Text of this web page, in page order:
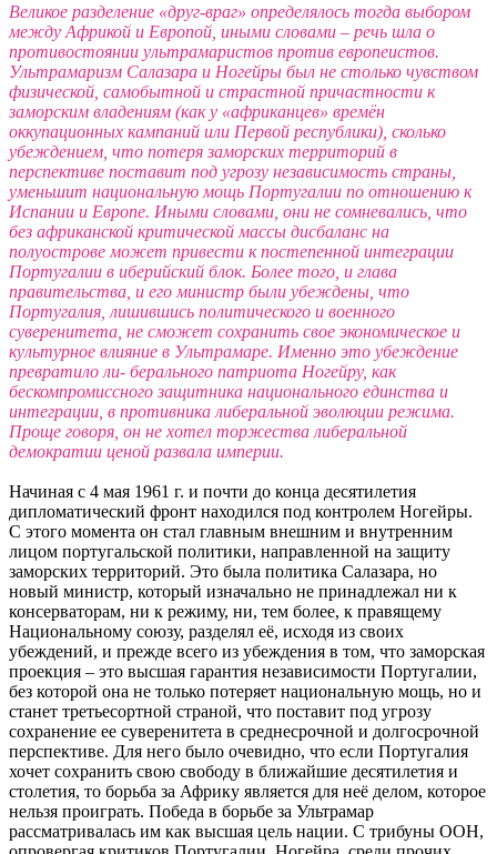
Великое разделение «друг-враг» определялось тогда выбором
между Африкой и Европой, иными словами – речь шла о
противостоянии ультрамаристов против европеистов.
Ультрамаризм Салазара и Ногейры был не столько чувством
физической, самобытной и страстной причастности к
заморским владениям (как у «африканцев» времён
оккупационных кампаний или Первой республики), сколько
убеждением, что потеря заморских территорий в
перспективе поставит под угрозу независимость страны,
уменьшит национальную мощь Португалии по отношению к
Испании и Европе. Иными словами, они не сомневались, что
без африканской критической массы дисбаланс на
полуострове может привести к постепенной интеграции
Португалии в иберийский блок. Более того, и глава
правительства, и его министр были убеждены, что
Португалия, лишившись политического и военного
суверенитета, не сможет сохранить свое экономическое и
культурное влияние в Ультрамаре. Именно это убеждение
превратило ли- берального патриота Ногейру, как
бескомпромиссного защитника национального единства и
интеграции, в противника либеральной эволюции режима.
Проще говоря, он не хотел торжества либеральной
демократии ценой развала империи.
Начиная с 4 мая 1961 г. и почти до конца десятилетия
дипломатический фронт находился под контролем Ногейры.
С этого момента он стал главным внешним и внутренним
лицом португальской политики, направленной на защиту
заморских территорий. Это была политика Салазара, но
новый министр, который изначально не принадлежал ни к
консерваторам, ни к режиму, ни, тем более, к правящему
Национальному союзу, разделял её, исходя из своих
убеждений, и прежде всего из убеждения в том, что заморская
проекция – это высшая гарантия независимости Португалии,
без которой она не только потеряет национальную мощь, но и
станет третьесортной страной, что поставит под угрозу
сохранение ее суверенитета в среднесрочной и долгосрочной
перспективе. Для него было очевидно, что если Португалия
хочет сохранить свою свободу в ближайшие десятилетия и
столетия, то борьба за Африку является для неё делом, которое
нельзя проиграть. Победа в борьбе за Ультрамар
рассматривалась им как высшая цель нации. С трибуны ООН,